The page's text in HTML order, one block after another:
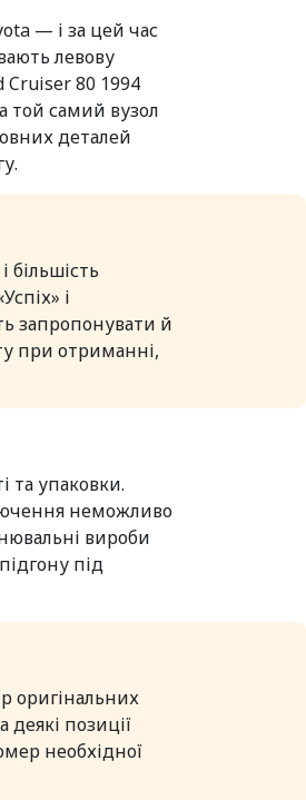
— і за цей час
левову
Cruiser 80 1994
той самий вузол
деталей
і
запропонувати й
при отриманні,
та упаковки.
неможливо
вироби
під
оригінальних
позиції
необхідної